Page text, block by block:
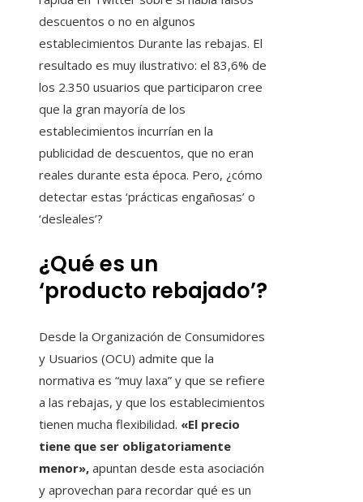
descuentos o no en algunos
establecimientos Durante las rebajas. El
resultado es muy ilustrativo: el 83,6% de
los 2.350 usuarios que participaron cree
que la gran mayoría de los
establecimientos incurrían en la
publicidad de descuentos, que no eran
reales durante esta época. Pero, ¿cómo
detectar estas ‘prácticas engañosas’ o
‘desleales’?
¿Qué es un
‘producto rebajado’?
Desde la Organización de Consumidores
y Usuarios (OCU) admite que la
normativa es “muy laxa” y que se refiere
a las rebajas, y que los establecimientos
tienen mucha flexibilidad. «El precio
tiene que ser obligatoriamente
menor», apuntan desde esta asociación
y aprovechan para recordar qué es un